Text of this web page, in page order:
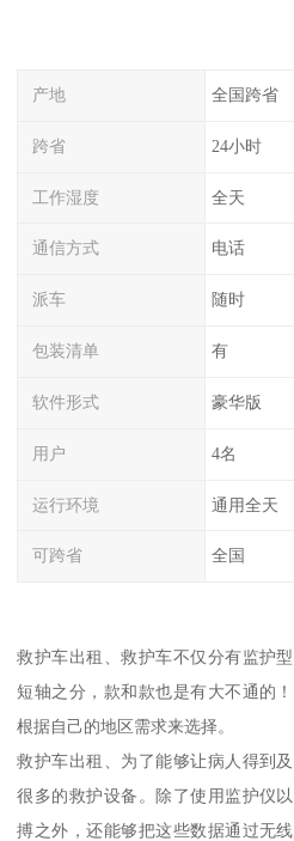
产地 全国跨省
跨省 24小时
工作湿度 全天
通信方式 电话
派车 随时
包装清单 有
软件形式 豪华版
用户 4名
运行环境 通用全天
可跨省 全国
救护车出租、救护车不仅分有监护
短轴之分，款和款也是有大不通的
根据自己的地区需求来选择。
救护车出租、为了能够让病人得到
很多的救护设备。除了使用监护仪
搏之外，还能够把这些数据通过无